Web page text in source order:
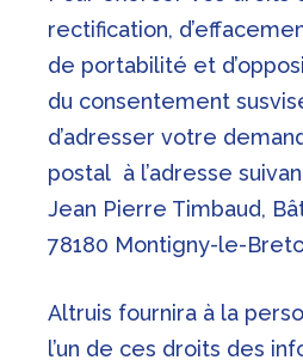
rectification,
de portabilité et
du consentement
d’adresser votre
postal à l’adresse
Jean Pierre Timbaud,
78180 Montigny-le-
Altruis fournira à la
l’un de ces droits des